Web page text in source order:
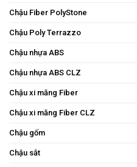
Chậu Fiber PolyStone
Chậu Poly Terrazzo
Chậu nhựa ABS
Chậu nhựa ABS CLZ
Chậu xi măng Fiber
Chậu xi măng Fiber CLZ
Chậu gốm
Chậu sắt